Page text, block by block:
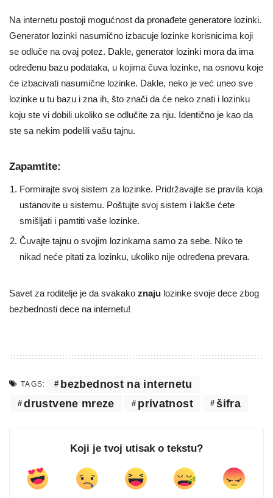
Na internetu postoji mogućnost da pronađete generatore lozinki.
Generator lozinki nasumično izbacuje lozinke korisnicima koji
se odluče na ovaj potez. Dakle, generator lozinki mora da ima
određenu bazu podataka, u kojima čuva lozinke, na osnovu koje
će izbacivati nasumične lozinke. Dakle, neko je već uneo sve
lozinke u tu bazu i zna ih, što znači da će neko znati i lozinku
koju ste vi dobili ukoliko se odlučite za nju. Identično je kao da
ste sa nekim podelili vašu tajnu.
Zapamtite:
Formirajte svoj sistem za lozinke. Pridržavajte se pravila koja
ustanovite u sistemu. Poštujte svoj sistem i lakše ćete
smišljati i pamtiti vaše lozinke.
Čuvajte tajnu o svojim lozinkama samo za sebe. Niko te
nikad neće pitati za lozinku, ukoliko nije određena prevara.
Savet za roditelje je da svakako znaju lozinke svoje dece zbog
bezbednosti dece na internetu!
TAGS:
bezbednost na internetu
drustvene mreze
privatnost šifra
Koji je tvoj utisak o tekstu?